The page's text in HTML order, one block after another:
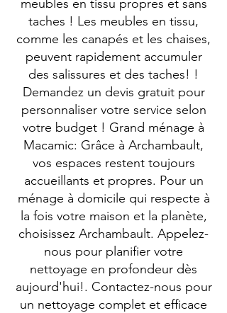
meubles en tissu propres et sans
taches ! Les meubles en tissu,
comme les canapés et les chaises,
peuvent rapidement accumuler
des salissures et des taches! !
Demandez un devis gratuit pour
personnaliser votre service selon
votre budget ! Grand ménage à
Macamic: Grâce à Archambault,
vos espaces restent toujours
accueillants et propres. Pour un
ménage à domicile qui respecte à
la fois votre maison et la planète,
choisissez Archambault. Appelez-
nous pour planifier votre
nettoyage en profondeur dès
aujourd'hui!. Contactez-nous pour
un nettoyage complet et efficace